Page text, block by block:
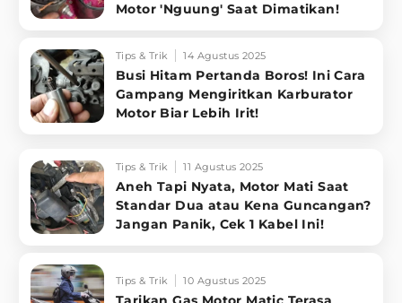
Motor 'Nguung' Saat Dimatikan!
Tips & Trik 14 Agustus 2025
Busi Hitam Pertanda Boros! Ini Cara
Gampang Mengiritkan Karburator
Motor Biar Lebih Irit!
Tips & Trik 11 Agustus 2025
Aneh Tapi Nyata, Motor Mati Saat
Standar Dua atau Kena Guncangan?
Jangan Panik, Cek 1 Kabel Ini!
Tips & Trik 10 Agustus 2025